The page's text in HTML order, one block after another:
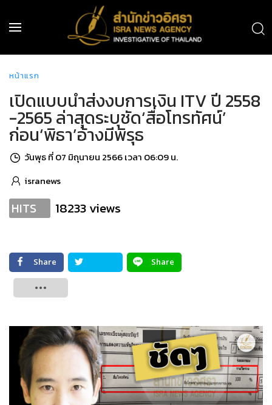
หน้าแรก
เปิดแบบนำส่งงบการเงิน ITV ปี 2558
-2565 ล่าสุดระบุชัด‘สื่อโทรทัศน์’
ก่อน‘พิธา’อ้างมีพิรุธ
วันพุธ ที่ 07 มิถุนายน 2566 เวลา 06:09 น.
isranews
HITS 18233 views
Share
Share